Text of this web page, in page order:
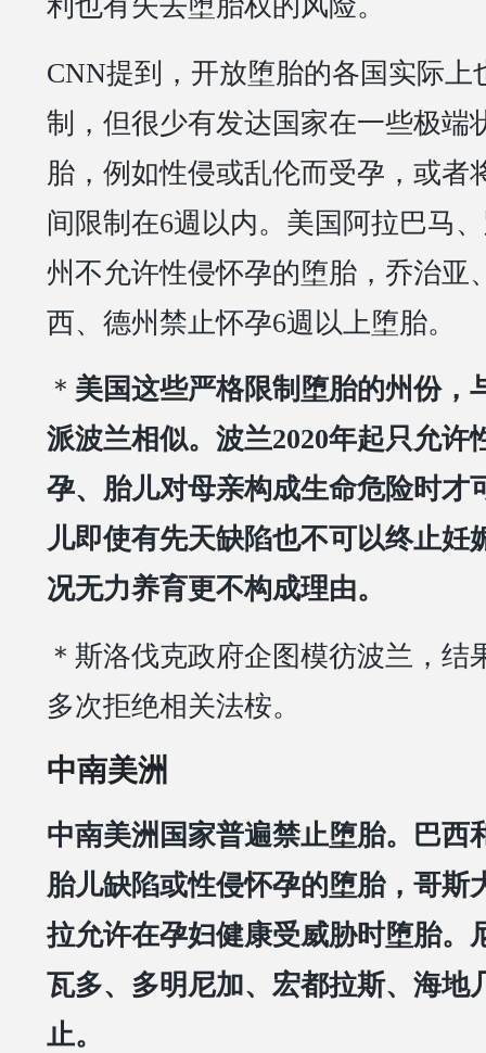
CNN提到，开放堕胎的各国实际上
制，但很少有发达国家在一些极端
胎，例如性侵或乱伦而受孕，或者
间限制在6週以内。美国阿拉巴马
州不允许性侵怀孕的堕胎，乔治亚
西、德州禁止怀孕6週以上堕胎。
＊ 美国这些严格限制堕胎的州份，
派波兰相似。波兰2020年起只允许
孕、胎儿对母亲构成生命危险时才
儿即使有先天缺陷也不可以终止妊
况无力养育更不构成理由。
＊斯洛伐克政府企图模彷波兰，结
多次拒绝相关法桉。
中南美洲
中南美洲国家普遍禁止堕胎。巴西
胎儿缺陷或性侵怀孕的堕胎，哥斯
拉允许在孕妇健康受威胁时堕胎。
瓦多、多明尼加、宏都拉斯、海地
止。